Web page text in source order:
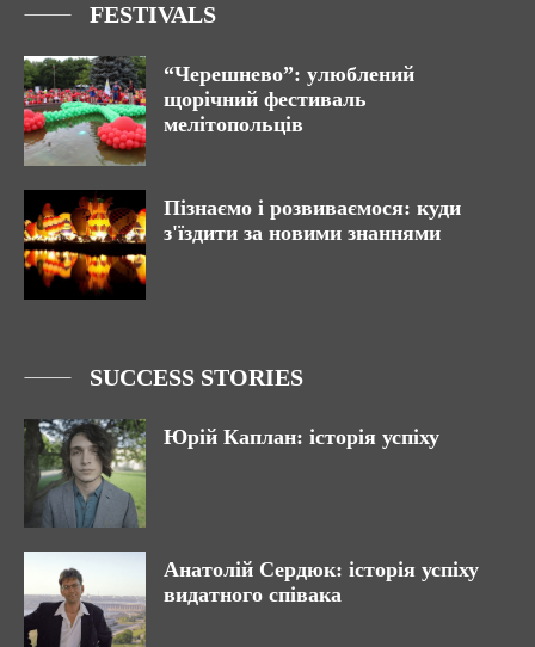
FESTIVALS
“Черешнево”: улюблений
щорічний фестиваль
мелітопольців
Пізнаємо і розвиваємося: куди
з'їздити за новими знаннями
SUCCESS STORIES
Юрій Каплан: історія успіху
Анатолій Сердюк: історія успіху
видатного співака